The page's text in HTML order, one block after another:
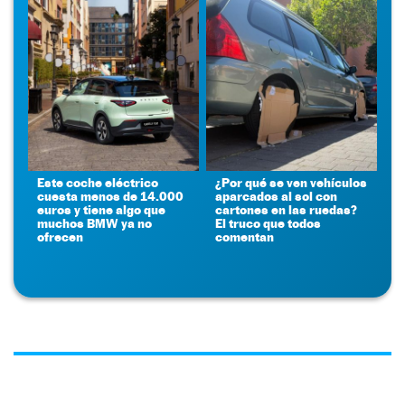
Este coche eléctrico
cuesta menos de 14.000
euros y tiene algo que
muchos BMW ya no
ofrecen
¿Por qué se ven vehículos
aparcados al sol con
cartones en las ruedas?
El truco que todos
comentan